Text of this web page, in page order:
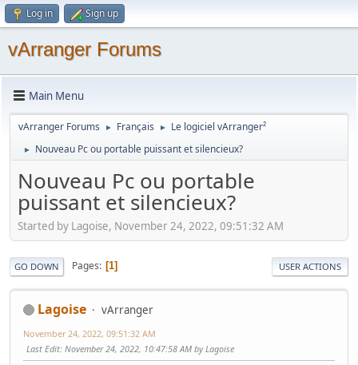
Log in Sign up
vArranger Forums
Main Menu
vArranger Forums ► Français ► Le logiciel vArranger²
► Nouveau Pc ou portable puissant et silencieux?
Nouveau Pc ou portable
puissant et silencieux?
Started by Lagoise, November 24, 2022, 09:51:32 AM
GO DOWN Pages 1 USER ACTIONS
Lagoise vArranger
November 24, 2022, 09:51:32 AM
Last Edit: November 24, 2022, 10:47:58 AM by Lagoise